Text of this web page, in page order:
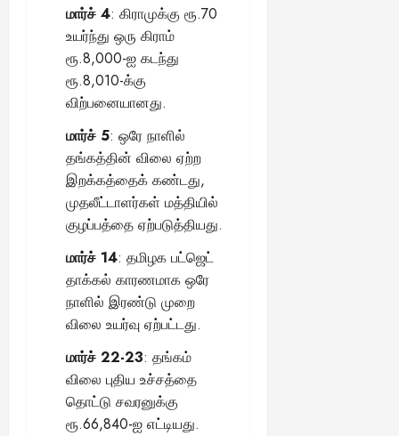
மார்ச் 4: கிராமுக்கு ரூ.70
உயர்ந்து ஒரு கிராம்
ரூ.8,000-ஐ கடந்து
ரூ.8,010-க்கு
விற்பனையானது.
மார்ச் 5: ஒரே நாளில்
தங்கத்தின் விலை ஏற்ற
இறக்கத்தைக் கண்டது,
முதலீட்டாளர்கள் மத்தியில்
குழப்பத்தை ஏற்படுத்தியது.
மார்ச் 14: தமிழக பட்ஜெட்
தாக்கல் காரணமாக ஒரே
நாளில் இரண்டு முறை
விலை உயர்வு ஏற்பட்டது.
மார்ச் 22-23: தங்கம்
விலை புதிய உச்சத்தை
தொட்டு சவரனுக்கு
ரூ.66,840-ஐ எட்டியது.